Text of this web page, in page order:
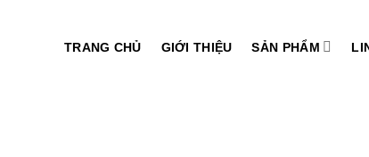
TRANG CHỦ GIỚI THIỆU SẢN PHẨM